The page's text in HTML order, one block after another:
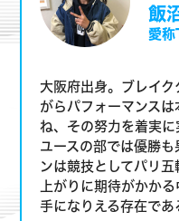
大阪府出身。ブレイ
ね、その努力を着実
ユースの部では優勝も
ンは競技としてパリ
上がりに期待がかか
手になりえる存在であ